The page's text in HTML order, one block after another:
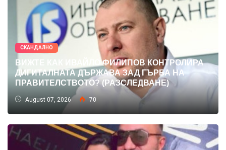
СКАНДАЛНО
ВИЖТЕ КАК ИВАЙЛО ФИЛИПОВ КОНТРОЛИРА
ДИГИТАЛНАТА ДЪРЖАВА ЗАД ГЪРБА НА
ПРАВИТЕЛСТВОТО? (РАЗСЛЕДВАНЕ)
August 07, 2026 70